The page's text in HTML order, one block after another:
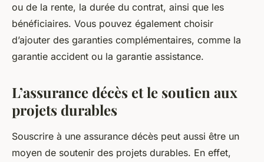
ou de la rente, la durée du contrat, ainsi que les
bénéficiaires. Vous pouvez également choisir
d’ajouter des garanties complémentaires, comme la
garantie accident ou la garantie assistance.
L’assurance décès et le soutien aux
projets durables
Souscrire à une assurance décès peut aussi être un
moyen de soutenir des projets durables. En effet,